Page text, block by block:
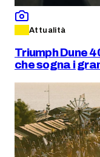
Attualità
Triumph Dune
che sogna i